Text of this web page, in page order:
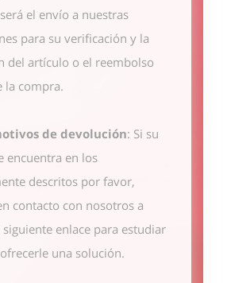
el envío a nuestras
para su verificación y la
del artículo o el reembolso
la compra.
de devolución: Si su
encuentra en los
descritos por favor,
contacto con nosotros a
enlace para estudiar
una solución.